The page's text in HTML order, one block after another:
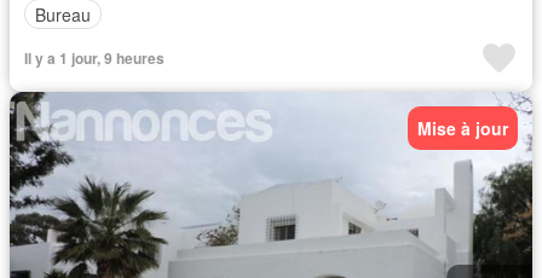
Bureau
Il y a 1 jour, 9 heures
Mise à jour